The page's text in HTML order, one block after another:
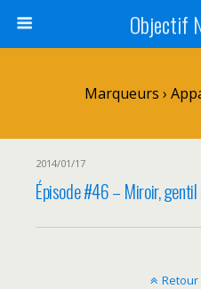
Objectif
Marqueurs ›
2014/01/17
Épisode #46 – Miroir,